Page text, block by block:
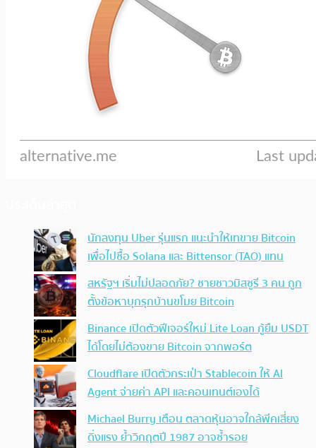
นักลงทุน Uber รุ่นแรก แนะนำให้เทขาย Bitcoin
เพื่อไปซื้อ Solana และ Bittensor (TAO) แทน
สหรัฐฯ เริ่มไม่ปลอดภัย? ชายชาวมิสซูรี 3 คน ถูก
ตั้งข้อหาบุกรุกบ้านขโมย Bitcoin
Binance เปิดตัวฟีเจอร์ใหม่ Lite Loan กู้ยืม USDT
ได้โดยไม่ต้องขาย Bitcoin จากพอร์ต
Cloudflare เปิดตัวกระเป๋า Stablecoin ให้ AI
Agent จ่ายค่า API และคอนเทนต์เองได้
Michael Burry เตือน ตลาดหุ้นอาจใกล้พีคเสี่ยง
ดิ่งแรง ย้ำวิกฤตปี 1987 อาจซ้ำรอย